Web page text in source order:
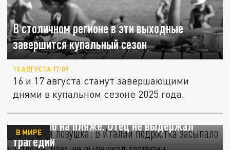
В столичном регионе в эти выходные
завершится купальный сезон
13 АВГУСТА 17:09
16 и 17 августа станут завершающими
днями в купальном сезоне 2025 года.
Песчаная ловушка: В Италии подростка
засыпало на пляже. Отец не выдержал
трагедии
В МИРЕ